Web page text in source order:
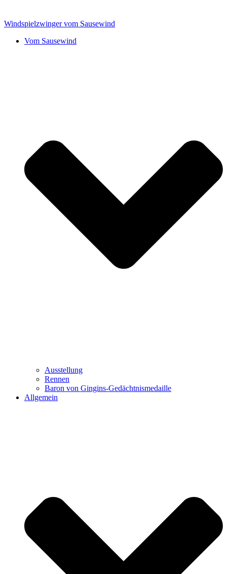
springen
Windspielzwinger vom Sausewind
Vom Sausewind
Ausstellung
Rennen
Baron von Gingins-Gedächtnismedaille
Allgemein